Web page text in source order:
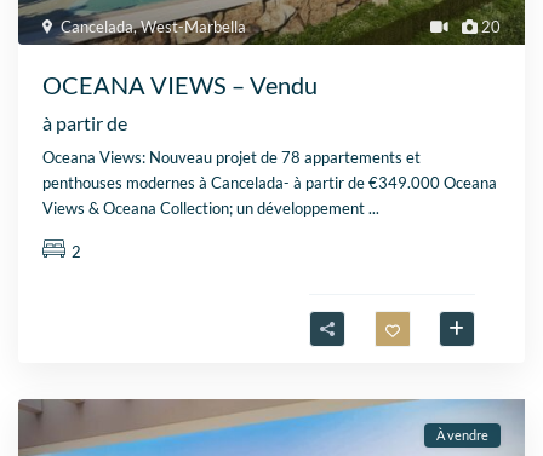
20
Cancelada,West-Marbella
OCEANA VIEWS – Vendu
à partir de
Oceana Views: Nouveau projet de 78 appartements et
penthouses modernes à Cancelada- à partir de €349.000 Oceana
Views & Oceana Collection; un développement...
2
À vendre